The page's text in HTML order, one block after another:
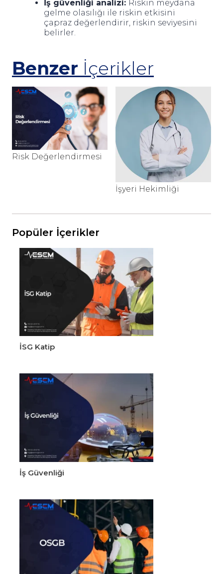
İş güvenliği analizi: Riskin meydana
gelme olasılığı ile riskin etkisini
çapraz değerlendirir, riskin seviyesini
belirler.
Benzer İçerikler
Risk Değerlendirmesi
İşyeri Hekimliği
Popüler İçerikler
İSG Katip
İş Güvenliği